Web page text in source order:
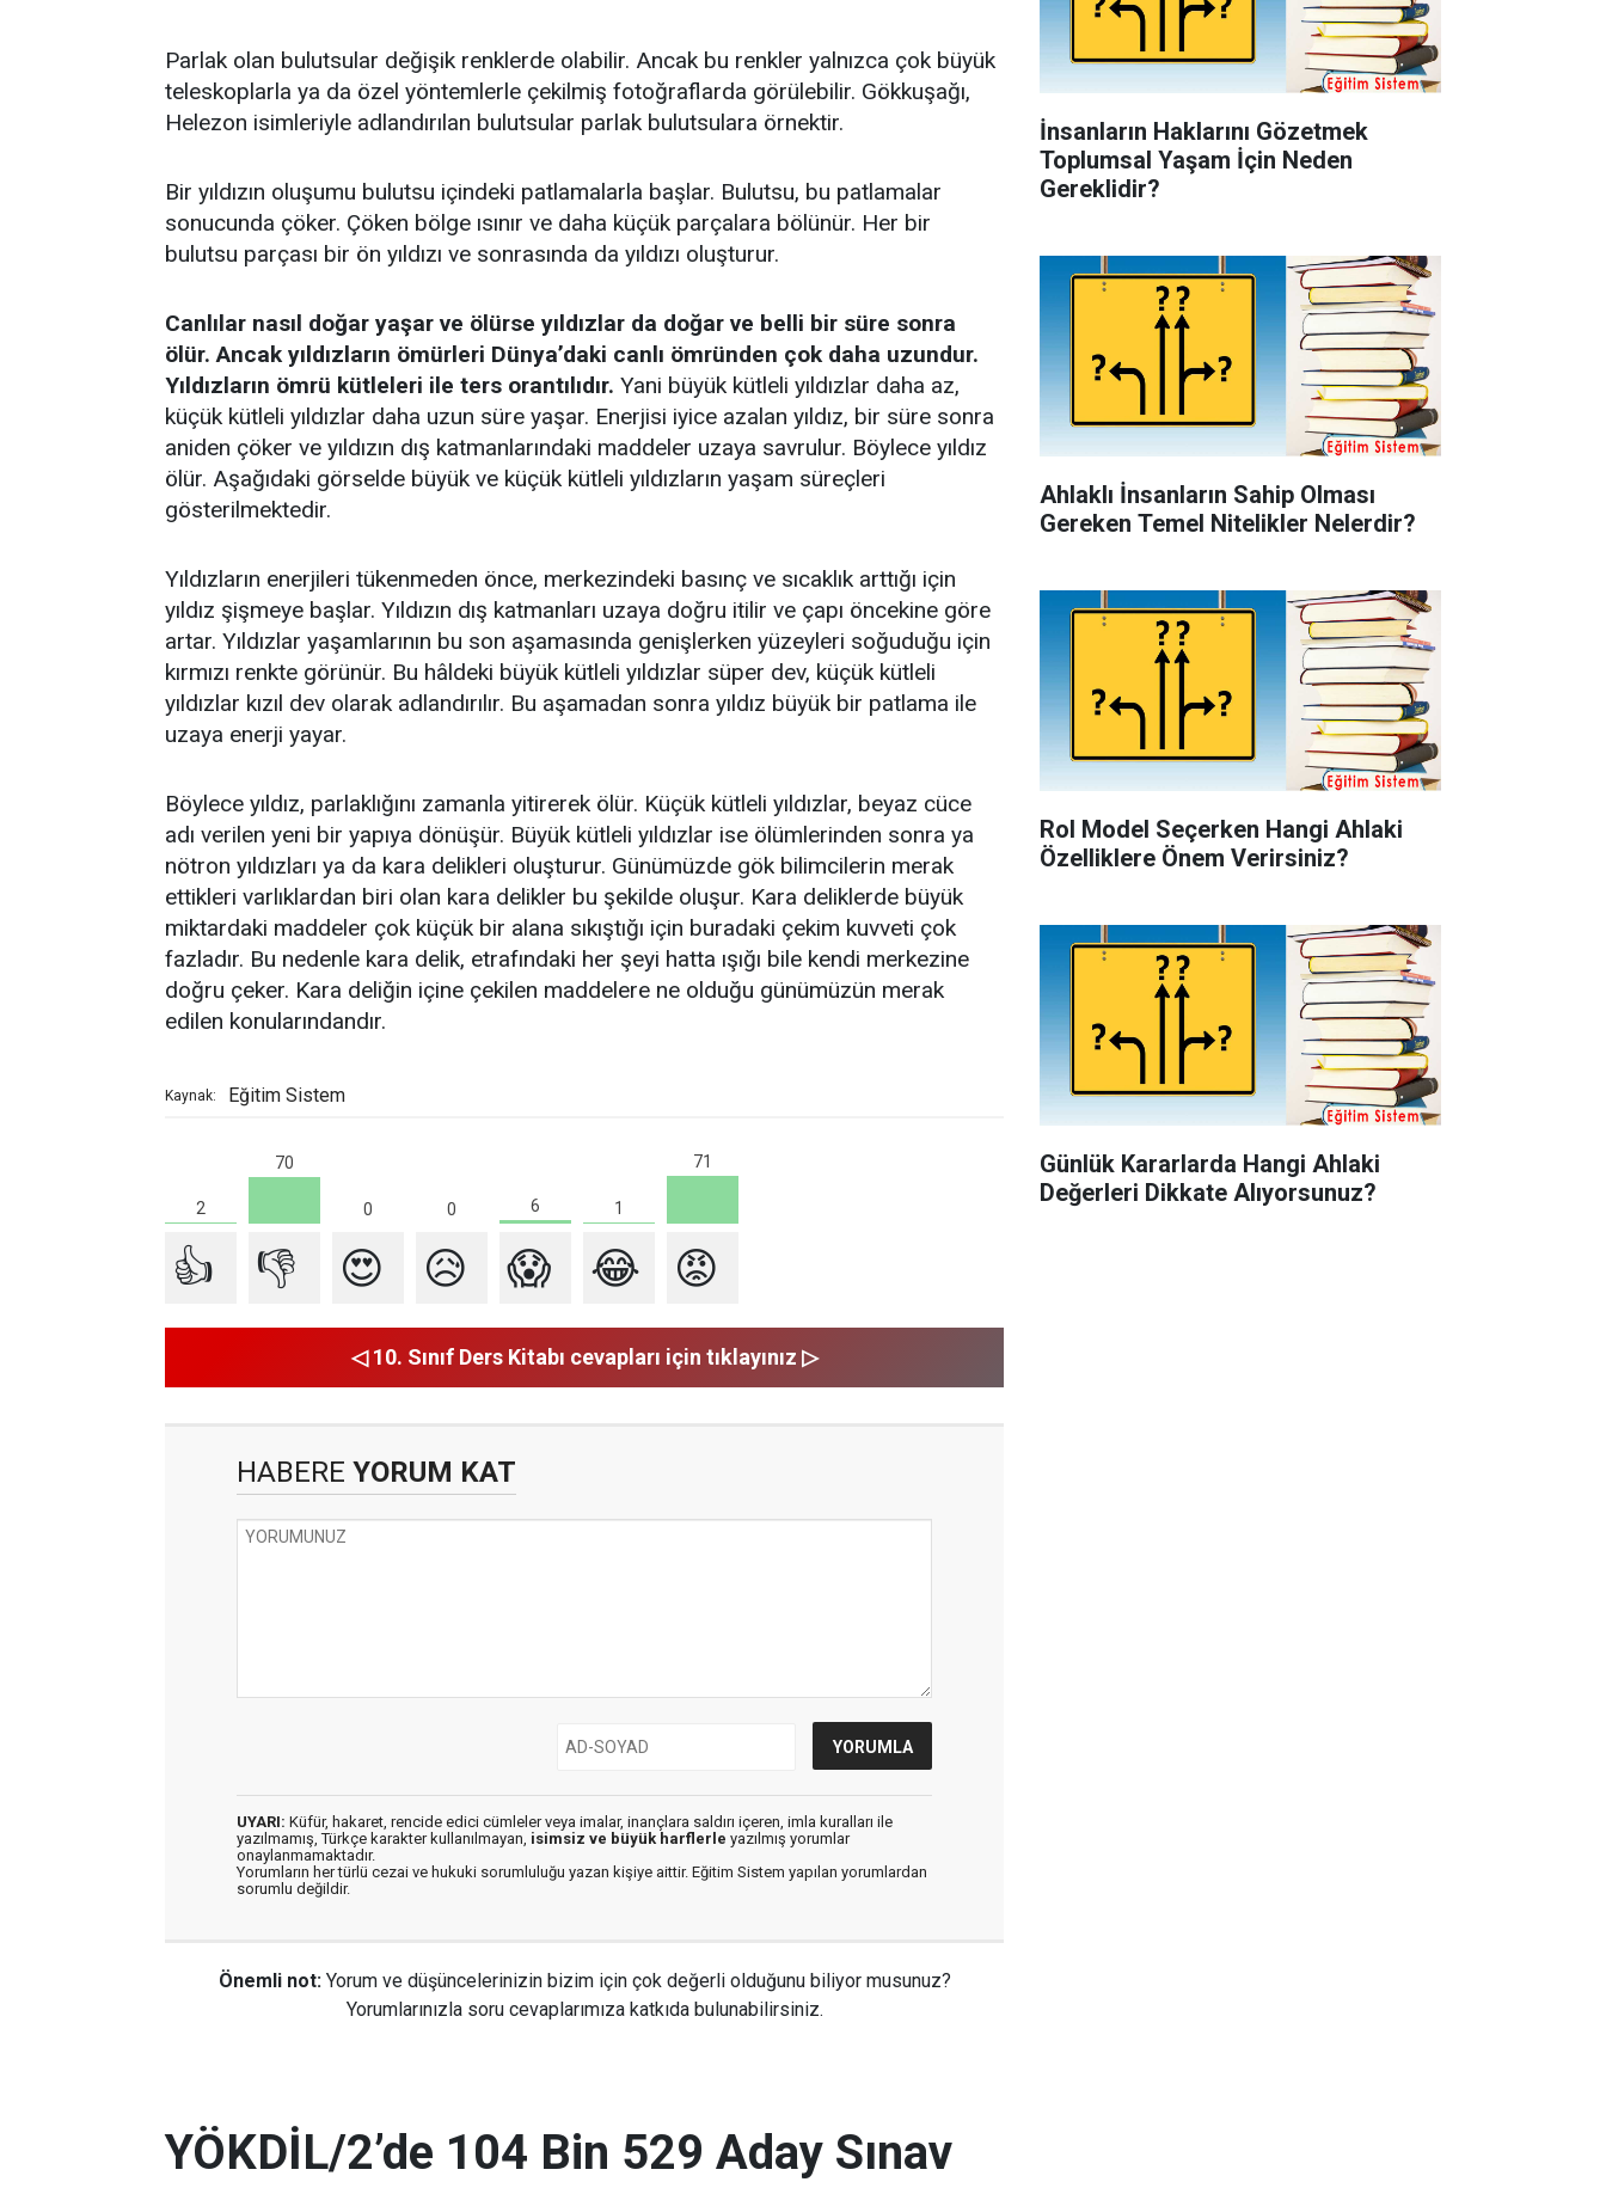
Parlak olan bulutsular değişik renklerde olabilir. Ancak bu renkler yalnızca çok büyük
teleskoplarla ya da özel yöntemlerle çekilmiş fotoğraflarda görülebilir. Gökkuşağı,
Helezon isimleriyle adlandırılan bulutsular parlak bulutsulara örnektir.
Bir yıldızın oluşumu bulutsu içindeki patlamalarla başlar. Bulutsu, bu patlamalar
sonucunda çöker. Çöken bölge ısınır ve daha küçük parçalara bölünür. Her bir
bulutsu parçası bir ön yıldızı ve sonrasında da yıldızı oluşturur.
Canlılar nasıl doğar yaşar ve ölürse yıldızlar da doğar ve belli bir süre sonra
ölür. Ancak yıldızların ömürleri Dünya’daki canlı ömründen çok daha uzundur.
Yıldızların ömrü kütleleri ile ters orantılıdır. Yani büyük kütleli yıldızlar daha az,
küçük kütleli yıldızlar daha uzun süre yaşar. Enerjisi iyice azalan yıldız, bir süre sonra
aniden çöker ve yıldızın dış katmanlarındaki maddeler uzaya savrulur. Böylece yıldız
ölür. Aşağıdaki görselde büyük ve küçük kütleli yıldızların yaşam süreçleri
gösterilmektedir.
Yıldızların enerjileri tükenmeden önce, merkezindeki basınç ve sıcaklık arttığı için
yıldız şişmeye başlar. Yıldızın dış katmanları uzaya doğru itilir ve çapı öncekine göre
artar. Yıldızlar yaşamlarının bu son aşamasında genişlerken yüzeyleri soğuduğu için
kırmızı renkte görünür. Bu hâldeki büyük kütleli yıldızlar süper dev, küçük kütleli
yıldızlar kızıl dev olarak adlandırılır. Bu aşamadan sonra yıldız büyük bir patlama ile
uzaya enerji yayar.
Böylece yıldız, parlaklığını zamanla yitirerek ölür. Küçük kütleli yıldızlar, beyaz cüce
adı verilen yeni bir yapıya dönüşür. Büyük kütleli yıldızlar ise ölümlerinden sonra ya
nötron yıldızları ya da kara delikleri oluşturur. Günümüzde gök bilimcilerin merak
ettikleri varlıklardan biri olan kara delikler bu şekilde oluşur. Kara deliklerde büyük
miktardaki maddeler çok küçük bir alana sıkıştığı için buradaki çekim kuvveti çok
fazladır. Bu nedenle kara delik, etrafındaki her şeyi hatta ışığı bile kendi merkezine
doğru çeker. Kara deliğin içine çekilen maddelere ne olduğu günümüzün merak
edilen konularındandır.
Kaynak: Eğitim Sistem
2
70
0 0 6 1
71
👍 👎 😍 😥 😱 😂 😡
◁ 10. Sınıf Ders Kitabı cevapları için tıklayınız ▷
HABERE YORUM KAT
UYARI: Küfür, hakaret, rencide edici cümleler veya imalar, inançlara saldırı içeren, imla kuralları ile
yazılmamış, Türkçe karakter kullanılmayan, isimsiz ve büyük harflerle yazılmış yorumlar
onaylanmamaktadır.
Yorumların her türlü cezai ve hukuki sorumluluğu yazan kişiye aittir. Eğitim Sistem yapılan yorumlardan
sorumlu değildir.
Önemli not: Yorum ve düşüncelerinizin bizim için çok değerli olduğunu biliyor musunuz?
Yorumlarınızla soru cevaplarımıza katkıda bulunabilirsiniz.
İnsanların Haklarını Gözetmek
Toplumsal Yaşam İçin Neden
Gereklidir?
Ahlaklı İnsanların Sahip Olması
Gereken Temel Nitelikler Nelerdir?
Rol Model Seçerken Hangi Ahlaki
Özelliklere Önem Verirsiniz?
Günlük Kararlarda Hangi Ahlaki
Değerleri Dikkate Alıyorsunuz?
YÖKDİL/2’de 104 Bin 529 Aday Sınav